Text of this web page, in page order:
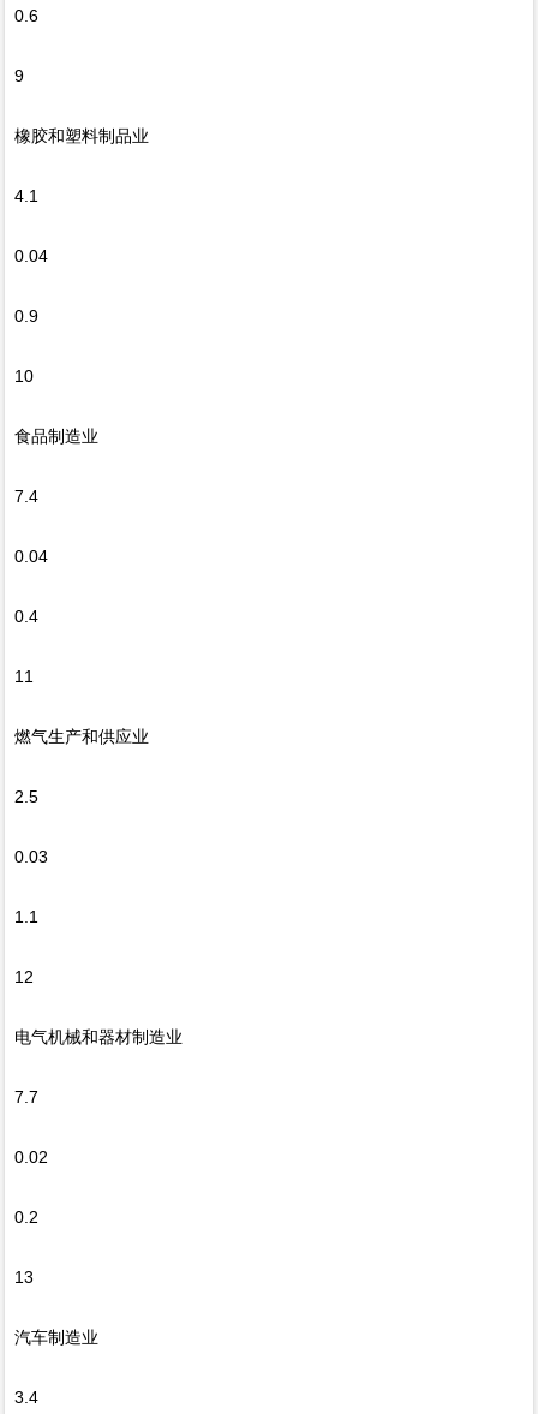
0.6
9
橡胶和塑料制品业
4.1
0.04
0.9
10
食品制造业
7.4
0.04
0.4
11
燃气生产和供应业
2.5
0.03
1.1
12
电气机械和器材制造业
7.7
0.02
0.2
13
汽车制造业
3.4